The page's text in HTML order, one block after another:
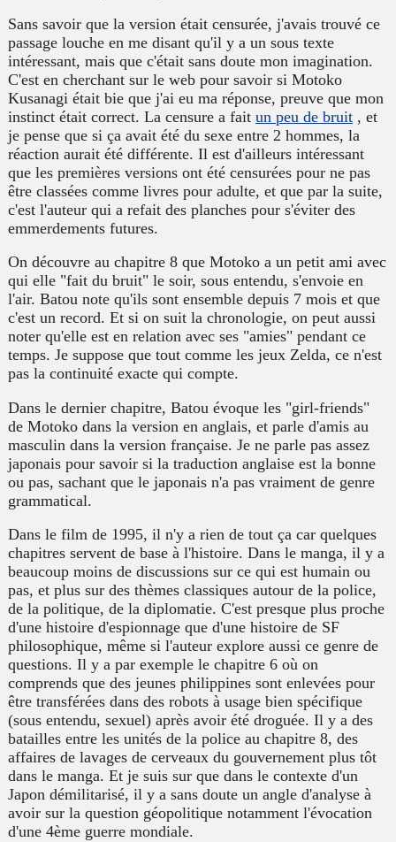
Sans savoir que la version était censurée, j'avais trouvé ce
passage louche en me disant qu'il y a un sous texte
intéressant, mais que c'était sans doute mon imagination.
C'est en cherchant sur le web pour savoir si Motoko
Kusanagi était bie que j'ai eu ma réponse, preuve que mon
instinct était correct. La censure a fait un peu de bruit , et
je pense que si ça avait été du sexe entre 2 hommes, la
réaction aurait été différente. Il est d'ailleurs intéressant
que les premières versions ont été censurées pour ne pas
être classées comme livres pour adulte, et que par la suite,
c'est l'auteur qui a refait des planches pour s'éviter des
emmerdements futures.
On découvre au chapitre 8 que Motoko a un petit ami avec
qui elle "fait du bruit" le soir, sous entendu, s'envoie en
l'air. Batou note qu'ils sont ensemble depuis 7 mois et que
c'est un record. Et si on suit la chronologie, on peut aussi
noter qu'elle est en relation avec ses "amies" pendant ce
temps. Je suppose que tout comme les jeux Zelda, ce n'est
pas la continuité exacte qui compte.
Dans le dernier chapitre, Batou évoque les "girl-friends"
de Motoko dans la version en anglais, et parle d'amis au
masculin dans la version française. Je ne parle pas assez
japonais pour savoir si la traduction anglaise est la bonne
ou pas, sachant que le japonais n'a pas vraiment de genre
grammatical.
Dans le film de 1995, il n'y a rien de tout ça car quelques
chapitres servent de base à l'histoire. Dans le manga, il y a
beaucoup moins de discussions sur ce qui est humain ou
pas, et plus sur des thèmes classiques autour de la police,
de la politique, de la diplomatie. C'est presque plus proche
d'une histoire d'espionnage que d'une histoire de SF
philosophique, même si l'auteur explore aussi ce genre de
questions. Il y a par exemple le chapitre 6 où on
comprends que des jeunes philippines sont enlevées pour
être transférées dans des robots à usage bien spécifique
(sous entendu, sexuel) après avoir été droguée. Il y a des
batailles entre les unités de la police au chapitre 8, des
affaires de lavages de cerveaux du gouvernement plus tôt
dans le manga. Et je suis sur que dans le contexte d'un
Japon démilitarisé, il y a sans doute un angle d'analyse à
avoir sur la question géopolitique notamment l'évocation
d'une 4ème guerre mondiale.